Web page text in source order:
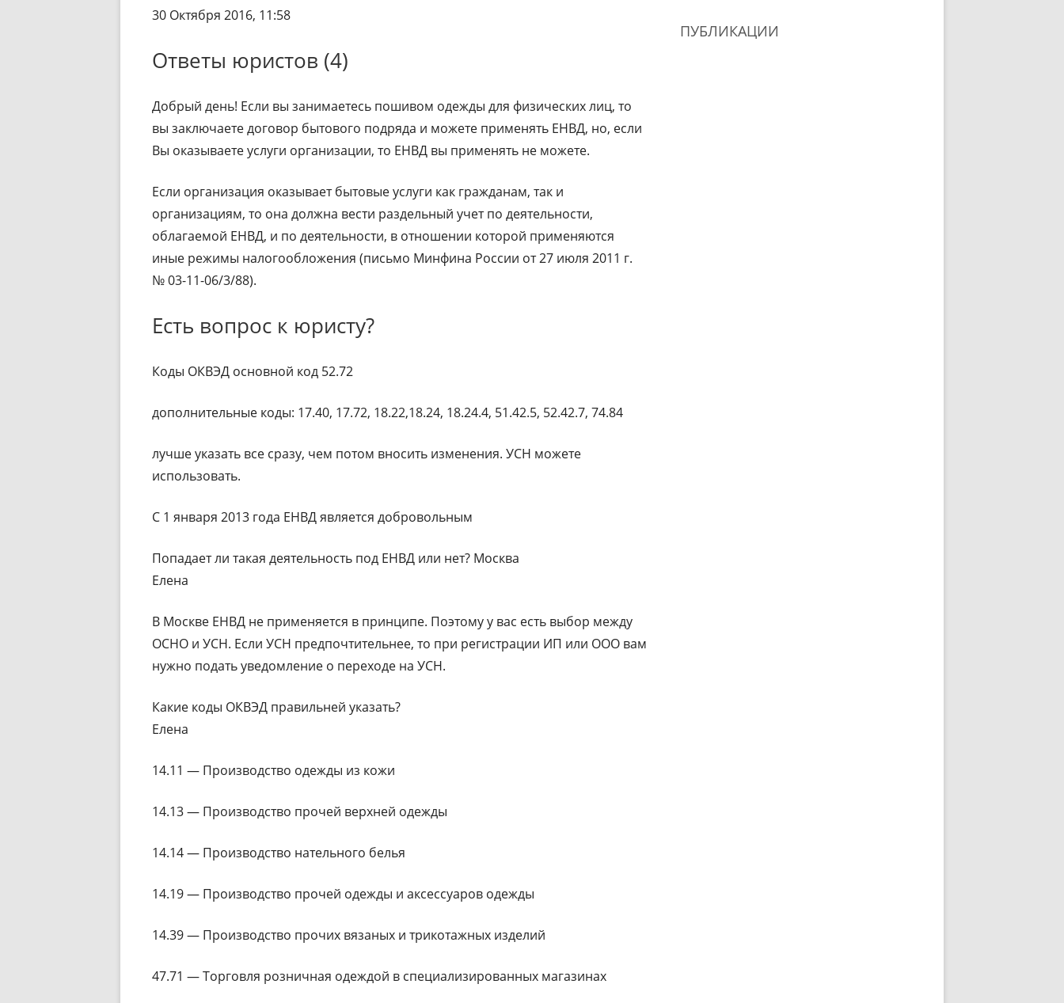
30 Октября 2016, 11:58
Ответы юристов (4)
Добрый день! Если вы занимаетесь пошивом одежды для физических лиц, то
вы заключаете договор бытового подряда и можете применять ЕНВД, но, если
Вы оказываете услуги организации, то ЕНВД вы применять не можете.
Если организация оказывает бытовые услуги как гражданам, так и
организациям, то она должна вести раздельный учет по деятельности,
облагаемой ЕНВД, и по деятельности, в отношении которой применяются
иные режимы налогообложения (письмо Минфина России от 27 июля 2011 г.
№ 03-11-06/3/88).
Есть вопрос к юристу?
Коды ОКВЭД основной код 52.72
дополнительные коды: 17.40, 17.72, 18.22,18.24, 18.24.4, 51.42.5, 52.42.7, 74.84
лучше указать все сразу, чем потом вносить изменения. УСН можете
использовать.
С 1 января 2013 года ЕНВД является добровольным
Попадает ли такая деятельность под ЕНВД или нет? Москва
Елена
В Москве ЕНВД не применяется в принципе. Поэтому у вас есть выбор между
ОСНО и УСН. Если УСН предпочтительнее, то при регистрации ИП или ООО вам
нужно подать уведомление о переходе на УСН.
Какие коды ОКВЭД правильней указать?
Елена
14.11 — Производство одежды из кожи
14.13 — Производство прочей верхней одежды
14.14 — Производство нательного белья
14.19 — Производство прочей одежды и аксессуаров одежды
14.39 — Производство прочих вязаных и трикотажных изделий
47.71 — Торговля розничная одеждой в специализированных магазинах
ПУБЛИКАЦИИ